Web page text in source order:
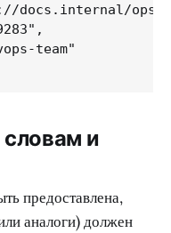
docs.internal/
team"
и
предоставлена,
аналоги) должен